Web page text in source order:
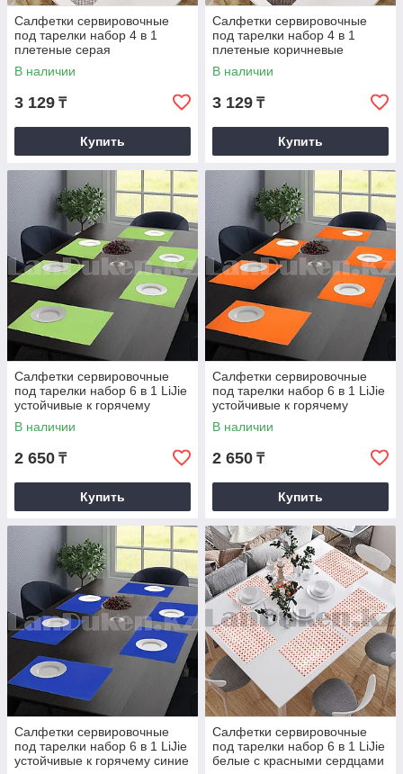
Салфетки сервировочные
под тарелки набор 4 в 1
плетеные серая
В наличии
3 129 ₸
Купить
Салфетки сервировочные
под тарелки набор 4 в 1
плетеные коричневые
В наличии
3 129 ₸
Купить
Салфетки сервировочные
под тарелки набор 6 в 1 LiJie
устойчивые к горячему
зеленые
В наличии
2 650 ₸
Купить
Салфетки сервировочные
под тарелки набор 6 в 1 LiJie
устойчивые к горячему
оранжевые
В наличии
2 650 ₸
Купить
Салфетки сервировочные
под тарелки набор 6 в 1 LiJie
устойчивые к горячему синие
Салфетки сервировочные
под тарелки набор 6 в 1 LiJie
белые с красными сердцами